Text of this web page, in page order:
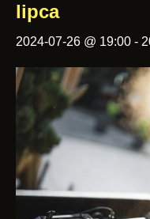
lipca
2024-07-26 @ 19:00 -